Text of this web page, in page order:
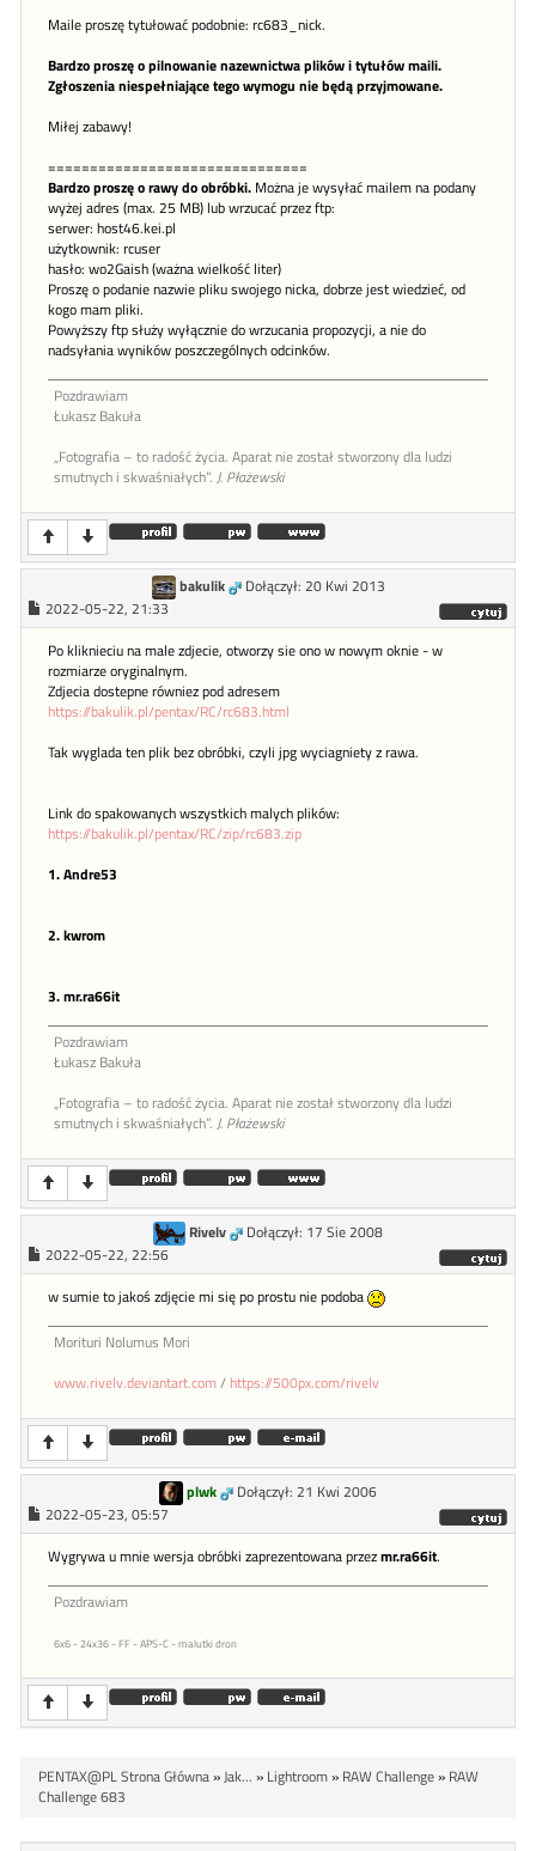
Maile proszę tytułować podobnie: rc683_nick.
Bardzo proszę o pilnowanie nazewnictwa plików i tytułów maili.
Zgłoszenia niespełniające tego wymogu nie będą przyjmowane.
Miłej zabawy!
===============================
Bardzo proszę o rawy do obróbki. Można je wysyłać mailem na podany
wyżej adres (max. 25 MB) lub wrzucać przez ftp:
serwer: host46.kei.pl
użytkownik: rcuser
hasło: wo2Gaish (ważna wielkość liter)
Proszę o podanie nazwie pliku swojego nicka, dobrze jest wiedzieć, od
kogo mam pliki.
Powyższy ftp służy wyłącznie do wrzucania propozycji, a nie do
nadsyłania wyników poszczególnych odcinków.
Pozdrawiam
Łukasz Bakuła
„Fotografia – to radość życia. Aparat nie został stworzony dla ludzi
smutnych i skwaśniałych”. J. Płażewski
bakulik
Dołączył: 20 Kwi 2013
2022-05-22, 21:33
Po kliknieciu na male zdjecie, otworzy sie ono w nowym oknie - w
rozmiarze oryginalnym.
Zdjecia dostepne równiez pod adresem
https://bakulik.pl/pentax/RC/rc683.html
Tak wyglada ten plik bez obróbki, czyli jpg wyciagniety z rawa.
Link do spakowanych wszystkich malych plików:
https://bakulik.pl/pentax/RC/zip/rc683.zip
1. Andre53
2. kwrom
3. mr.ra66it
Pozdrawiam
Łukasz Bakuła
„Fotografia – to radość życia. Aparat nie został stworzony dla ludzi
smutnych i skwaśniałych”. J. Płażewski
Rivelv
Dołączył: 17 Sie 2008
2022-05-22, 22:56
w sumie to jakoś zdjęcie mi się po prostu nie podoba
Morituri Nolumus Mori
www.rivelv.deviantart.com/ https://500px.com/rivelv
plwk
Dołączył: 21 Kwi 2006
2022-05-23, 05:57
Wygrywa u mnie wersja obróbki zaprezentowana przezmr.ra66it.
Pozdrawiam
6x6 - 24x36 - FF - APS-C - malutki dron
PENTAX@PL Strona Główna»Jak... » Lightroom» RAW Challenge» RAW
Challenge 683